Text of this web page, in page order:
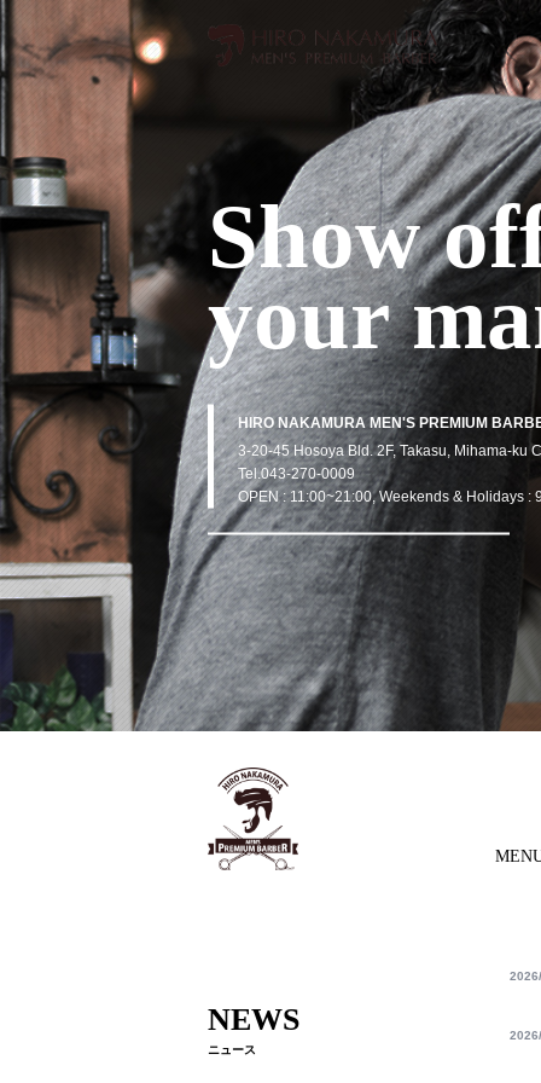
Show
your
HIRO NAKAMURA MEN'S PREMIUM
3-20-45 Hosoya Bld. 2F, Takasu, Mihama-ku
Tel.043-270-0009
OPEN : 11:00~21:00, Weekends & Holidays :
NEWS
ニュース